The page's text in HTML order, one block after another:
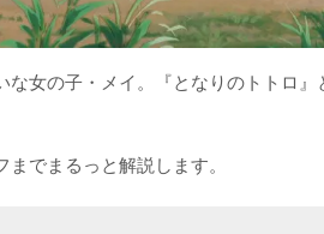
女の子・メイ。『となりのトトロ』
でまるっと解説します。